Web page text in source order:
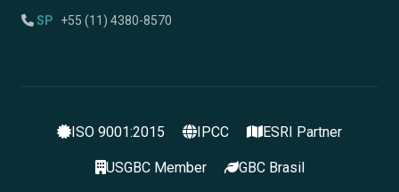
SP +55 (11) 4380-8570
ISO 9001:2015 IPCC ESRI Partner
USGBC Member GBC Brasil